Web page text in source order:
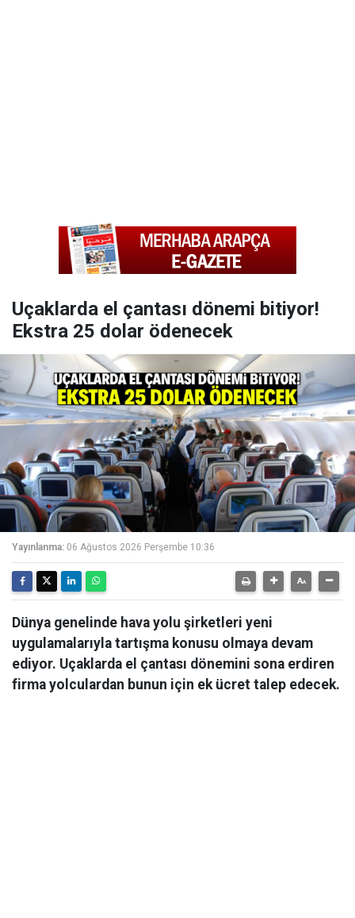
Uçaklarda el çantası dönemi bitiyor!
Ekstra 25 dolar ödenecek
Yayınlanma: 06 Ağustos 2026 Perşembe 10:36
Dünya genelinde hava yolu şirketleri yeni
uygulamalarıyla tartışma konusu olmaya devam
ediyor. Uçaklarda el çantası dönemini sona erdiren
firma yolculardan bunun için ek ücret talep edecek.